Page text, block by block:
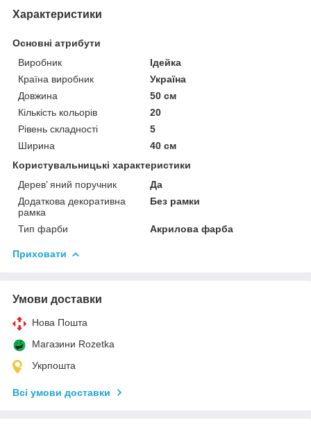
Характеристики
Основні атрибути
Виробник
Ідейка
Країна виробник
Україна
Довжина
50 см
Кількість кольорів
20
Рівень складності
5
Ширина
40 см
Користувальницькі характеристики
Дерев’ яний поручник
Да
Додаткова декоративна
рамка
Без рамки
Тип фарби Акрилова фарба
Приховати
Умови доставки
Нова Пошта
Магазини Rozetka
Укрпошта
Всі умови доставки